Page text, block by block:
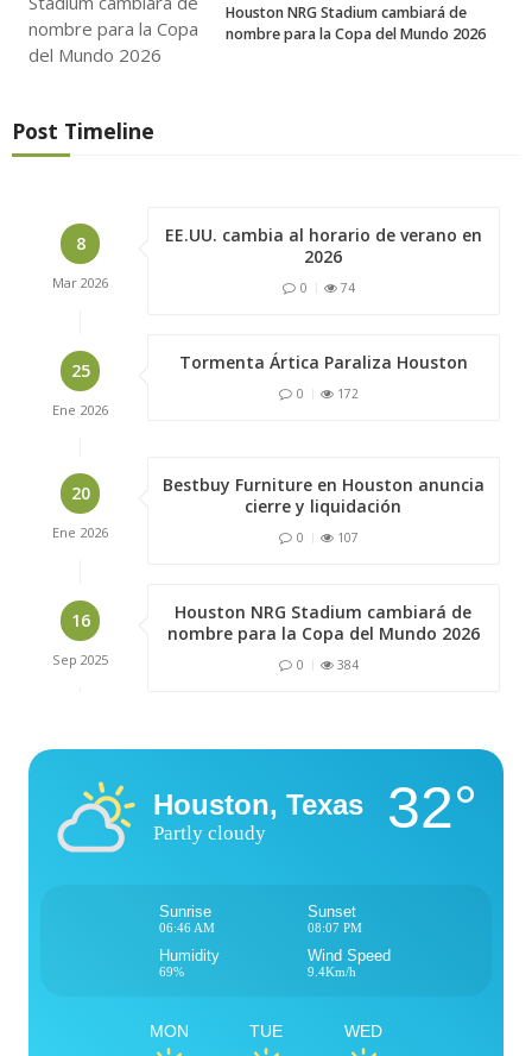
Houston NRG Stadium cambiará de
nombre para la Copa del Mundo 2026
Post Timeline
8
Mar 2026
EE.UU. cambia al horario de verano en
2026
0 74
25
Ene 2026
Tormenta Ártica Paraliza Houston
0 172
20
Ene 2026
Bestbuy Furniture en Houston anuncia
cierre y liquidación
0 107
16
Sep 2025
Houston NRG Stadium cambiará de
nombre para la Copa del Mundo 2026
0 384
Houston, Texas
Partly cloudy 32°
Sunrise
06:46 AM
Sunset
08:07 PM
Humidity
69%
Wind Speed
9.4Km/h
MON TUE WED